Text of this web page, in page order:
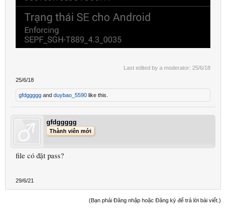
Last edited by a moderator: 25/6/18
25/6/18
gfdggggg and duybao_5590 like this.
gfdggggg
Thành viên mới
file có đặt pass?
29/6/21
(Bạn phải Đăng nhập hoặc Đăng ký để trả lời bài viết.)